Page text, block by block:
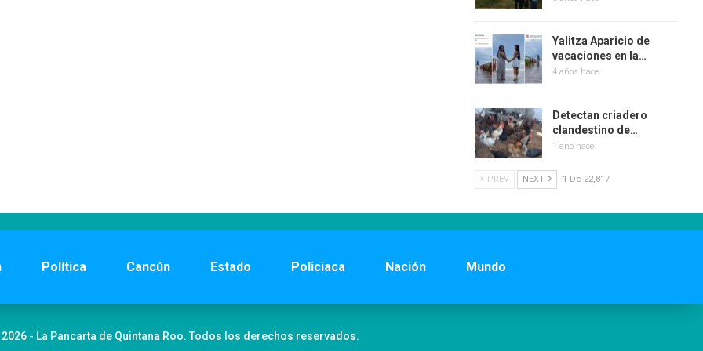
Yalitza Aparicio de
vacaciones en la…
4 años hace
Detectan criadero
clandestino de…
1 año hace
PREV NEXT 1 De 22,817
Política Cancún Estado Policiaca Nación Mundo
- La Pancarta de Quintana Roo. Todos los derechos reservados.